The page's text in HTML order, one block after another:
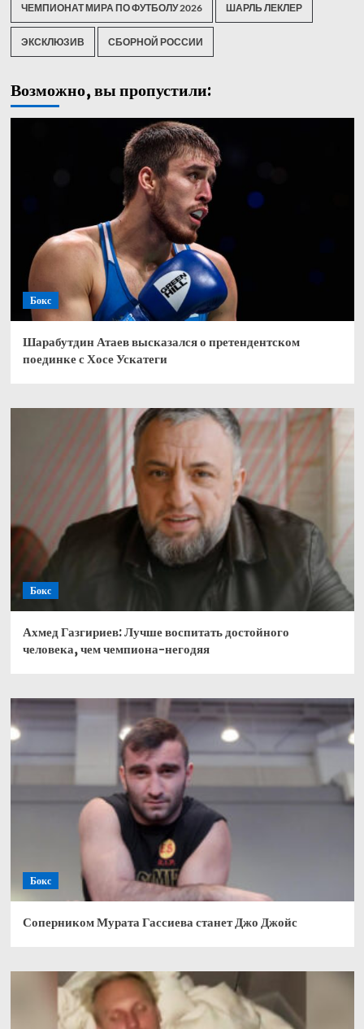
ЧЕМПИОНАТ МИРА ПО ФУТБОЛУ 2026 ШАРЛЬ ЛЕКЛЕР
ЭКСКЛЮЗИВ СБОРНОЙ РОССИИ
Возможно, вы пропустили:
Бокс
Шарабутдин Атаев высказался о претендентском
поединке с Хосе Ускатеги
Бокс
Ахмед Газгириев: Лучше воспитать достойного
человека, чем чемпиона-негодяя
Бокс
Соперником Мурата Гассиева станет Джо Джойс